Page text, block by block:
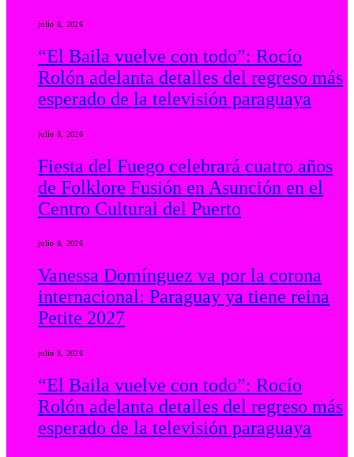
julio 8, 2026
“El Baila vuelve con todo”: Rocío
Rolón adelanta detalles del regreso más
esperado de la televisión paraguaya
julio 8, 2026
Fiesta del Fuego celebrará cuatro años
de Folklore Fusión en Asunción en el
Centro Cultural del Puerto
julio 8, 2026
Vanessa Domínguez va por la corona
internacional: Paraguay ya tiene reina
Petite 2027
julio 8, 2026
“El Baila vuelve con todo”: Rocío
Rolón adelanta detalles del regreso más
esperado de la televisión paraguaya